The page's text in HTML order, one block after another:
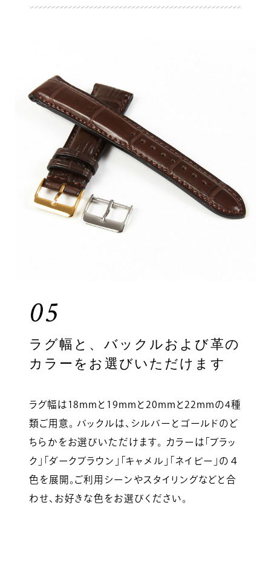
05
ラグ幅と、バックルおよび革の
カラーをお選びいただけます
ラグ幅は18mmと19mmと20mmと22mmの4種
類ご用意。 バックルは、シルバーとゴールドのど
ちらかをお選びいただけます。 カラーは「ブラッ
ク」「ダークブラウン」「キャメル」「ネイビー」の４
色を展開。ご利用シーンやスタイリングなどと合
わせ、お好きな色をお選びください。